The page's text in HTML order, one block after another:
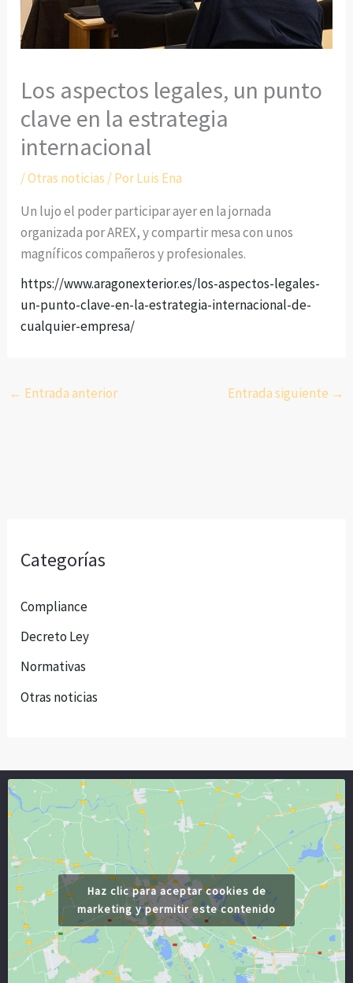
Los aspectos legales, un punto
clave en la estrategia
internacional
/Otras noticias / PorLuis Ena
Un lujo el poder participar ayer en la jornada
organizada por AREX, y compartir mesa con unos
magníficos compañeros y profesionales.
https://www.aragonexterior.es/los-aspectos-legales-
un-punto-clave-en-la-estrategia-internacional-de-
cualquier-empresa/
← Entrada anterior Entrada siguiente →
Categorías
Compliance
Decreto Ley
Normativas
Otras noticias
Haz clic para aceptar cookies de
marketing y permitir este contenido